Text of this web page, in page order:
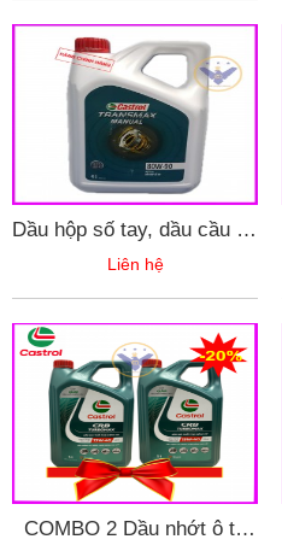
Dầu hộp số tay, dầu cầu xe
ô tô Castrol Transmax
Liên hệ
COMBO 2 Dầu nhớt ô tô